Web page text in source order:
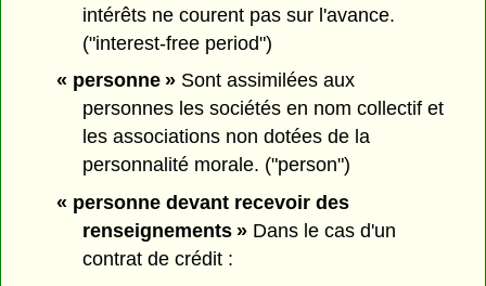
intérêts ne courent pas sur l'avance.
("interest-free period")
« personne »Sont assimilées aux
personnes les sociétés en nom collectif et
les associations non dotées de la
personnalité morale. ("person")
« personne devant recevoir des
renseignements » Dans le cas d'un
contrat de crédit :